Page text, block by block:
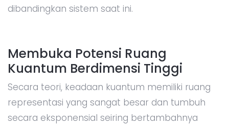
dibandingkan sistem saat ini.
Membuka Potensi Ruang
Kuantum Berdimensi Tinggi
Secara teori, keadaan kuantum memiliki ruang
representasi yang sangat besar dan tumbuh
secara eksponensial seiring bertambahnya